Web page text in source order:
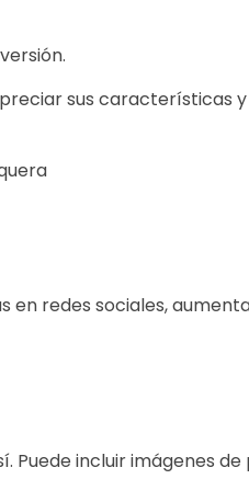
sus características
redes sociales,
Puede incluir imágenes